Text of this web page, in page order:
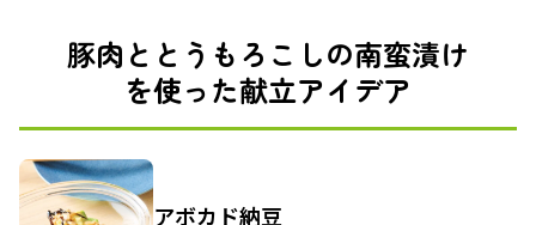
豚肉ととうもろこしの南蛮漬け
を使った献立アイデア
アボカド納豆